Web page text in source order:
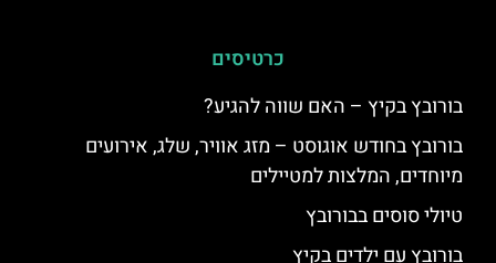
כרטיסים
בורובץ בקיץ – האם שווה להגיע?
בורובץ בחודש אוגוסט – מזג אוויר, שלג, אירועים
מיוחדים, המלצות למטיילים
טיולי סוסים בבורובץ
בורובץ עם ילדים בקיץ